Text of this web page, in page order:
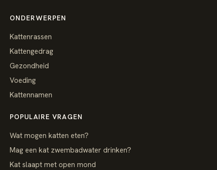
ONDERWERPEN
Kattenrassen
Kattengedrag
Gezondheid
Voeding
Kattennamen
POPULAIRE VRAGEN
Wat mogen katten eten?
Mag een kat zwembadwater drinken?
Kat slaapt met open mond